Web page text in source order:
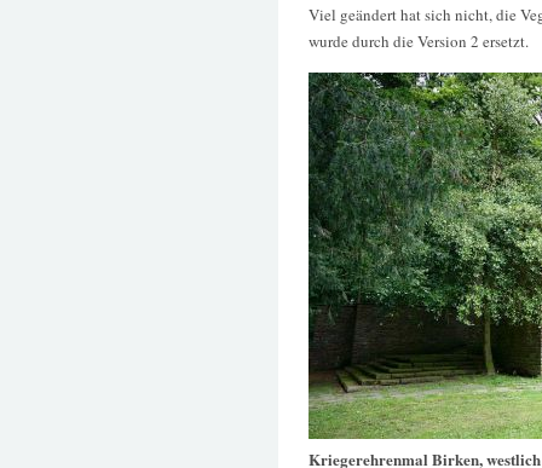
Viel geändert hat sich nicht, die
wurde durch die Version 2 ersetzt.
Kriegerehrenmal Birken,